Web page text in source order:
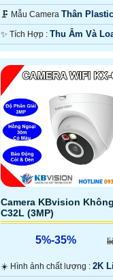
Ban Ðêm.
🗜️ Mẫu Camera Thân
️✨ Tích Hợp : Thu Âm Và
Camera KBvision
C32L (3MP)
5%-35%
☀️ Hình ảnh chất lượng : 2K